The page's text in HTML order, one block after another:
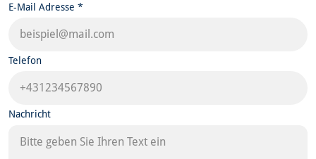
E-Mail Adresse *
Telefon
Nachricht